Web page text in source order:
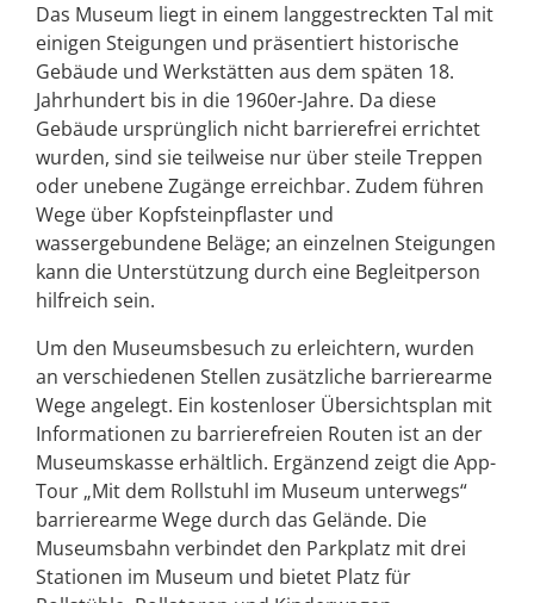
Das Museum liegt in einem langgestreckten Tal mit
einigen Steigungen und präsentiert historische
Gebäude und Werkstätten aus dem späten 18.
Jahrhundert bis in die 1960er-Jahre. Da diese
Gebäude ursprünglich nicht barrierefrei errichtet
wurden, sind sie teilweise nur über steile Treppen
oder unebene Zugänge erreichbar. Zudem führen
Wege über Kopfsteinpflaster und
wassergebundene Beläge; an einzelnen Steigungen
kann die Unterstützung durch eine Begleitperson
hilfreich sein.
Um den Museumsbesuch zu erleichtern, wurden
an verschiedenen Stellen zusätzliche barrierearme
Wege angelegt. Ein kostenloser Übersichtsplan mit
Informationen zu barrierefreien Routen ist an der
Museumskasse erhältlich. Ergänzend zeigt die App-
Tour „Mit dem Rollstuhl im Museum unterwegs“
barrierearme Wege durch das Gelände. Die
Museumsbahn verbindet den Parkplatz mit drei
Stationen im Museum und bietet Platz für